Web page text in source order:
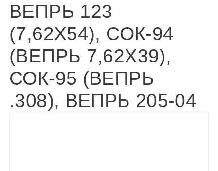
ВЕПРЬ 123
(7,62Х54), СОК-94
(ВЕПРЬ 7,62Х39),
СОК-95 (ВЕПРЬ
.308), ВЕПРЬ 205-04